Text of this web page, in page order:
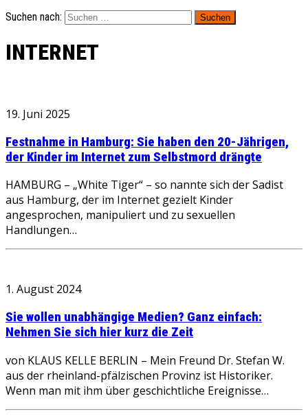
Suchen nach:
INTERNET
19. Juni 2025
Festnahme in Hamburg: Sie haben den 20-Jährigen,
der Kinder im Internet zum Selbstmord drängte
HAMBURG – „White Tiger“ – so nannte sich der Sadist
aus Hamburg, der im Internet gezielt Kinder
angesprochen, manipuliert und zu sexuellen
Handlungen…
1. August 2024
Sie wollen unabhängige Medien? Ganz einfach:
Nehmen Sie sich hier kurz die Zeit
von KLAUS KELLE BERLIN – Mein Freund Dr. Stefan W.
aus der rheinland-pfälzischen Provinz ist Historiker.
Wenn man mit ihm über geschichtliche Ereignisse…